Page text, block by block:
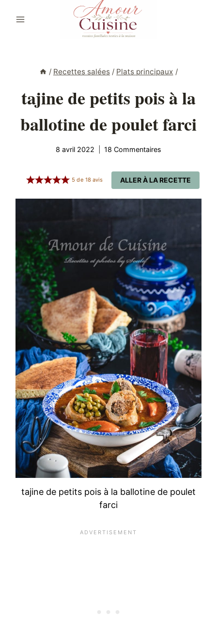
/ Recettes salées / Plats principaux /
tajine de petits pois à la
ballotine de poulet farci
8 avril 2022 18 Commentaires
ALLER À LA RECETTE
5 de 18 avis
tajine de petits pois à la ballotine de poulet
farci